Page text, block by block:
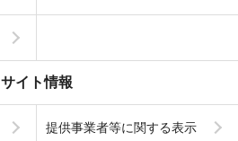
サイト情報
提供事業者等に関する表示